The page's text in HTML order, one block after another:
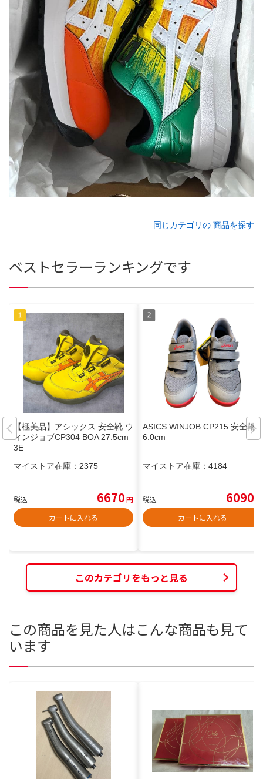
同じカテゴリの 商品を探す
ベストセラーランキングです
【極美品】アシックス 安全靴 ウ
ィンジョブCP304 BOA 27.5cm
3E
マイストア在庫： 2375
税込 6670円
カートに入れる
ASICS WINJOB CP215 安全靴 2
6.0cm
マイストア在庫： 4184
税込 6090
カートに入れる
このカテゴリをもっと見る
この商品を見た人はこんな商品も見て
います